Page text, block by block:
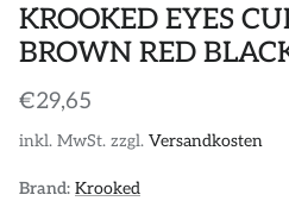
KROOKED EYES
BROWN RED
€29,65
inkl. MwSt. zzgl. Versandkosten
Brand: Krooked